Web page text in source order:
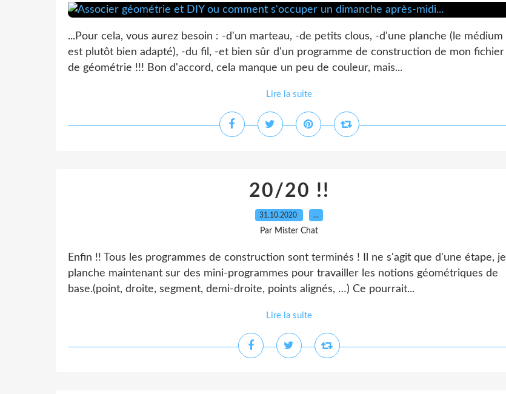
...Pour cela, vous aurez besoin : -d'un marteau, -de petits clous, -d'une planche (le médium
est plutôt bien adapté), -du fil, -et bien sûr d'un programme de construction de mon fichier
de géométrie !!! Bon d'accord, cela manque un peu de couleur, mais...
Lire la suite
20/20 !!
31.10.2020 …
Par Mister Chat
Enfin !! Tous les programmes de construction sont terminés ! Il ne s'agit que d'une étape, je
planche maintenant sur des mini-programmes pour travailler les notions géométriques de
base.(point, droite, segment, demi-droite, points alignés, …) Ce pourrait...
Lire la suite